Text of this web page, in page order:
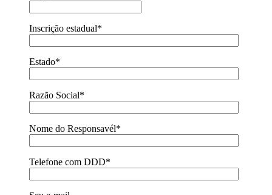
Inscrição estadual*
Estado*
Razão Social*
Nome do Responsavél*
Telefone com DDD*